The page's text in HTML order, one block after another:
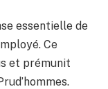
essentielle de
Ce
et prémunit